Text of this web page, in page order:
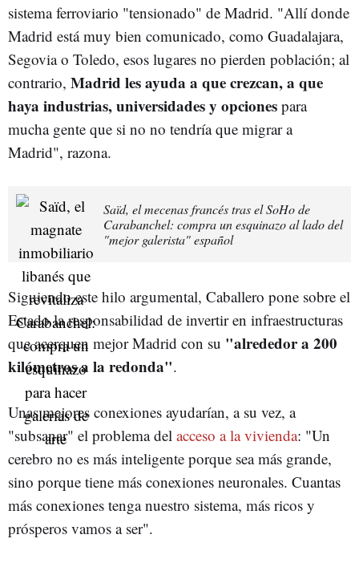
sistema ferroviario "tensionado" de Madrid. "Allí donde
Madrid está muy bien comunicado, como Guadalajara,
Segovia o Toledo, esos lugares no pierden población; al
contrario, Madrid les ayuda a que crezcan, a que
haya industrias, universidades y opciones para
mucha gente que si no no tendría que migrar a
Madrid", razona.
Saïd, el mecenas francés tras el SoHo de
Carabanchel: compra un esquinazo al lado del
"mejor galerista" español
Siguiendo este hilo argumental, Caballero pone sobre el
Estado la responsabilidad de invertir en infraestructuras
que acerquen mejor Madrid con su "alrededor a 200
kilómetros a la redonda".
Unas mejores conexiones ayudarían, a su vez, a
"subsanar" el problema del acceso a la vivienda: "Un
cerebro no es más inteligente porque sea más grande,
sino porque tiene más conexiones neuronales. Cuantas
más conexiones tenga nuestro sistema, más ricos y
prósperos vamos a ser".